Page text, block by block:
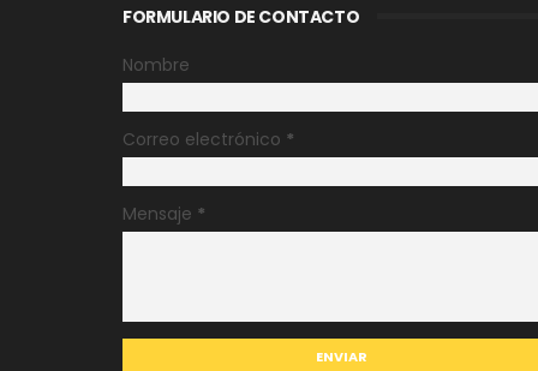
FORMULARIO DE CONTACTO
Nombre
Correo electrónico *
Mensaje *